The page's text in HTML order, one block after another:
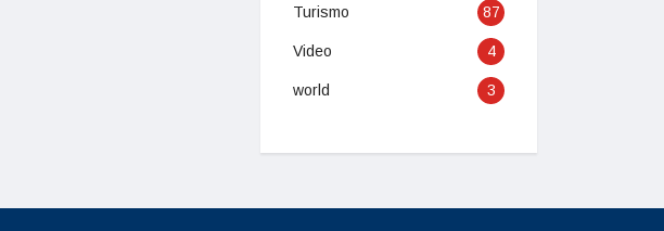
Turismo 87
Video 4
world 3